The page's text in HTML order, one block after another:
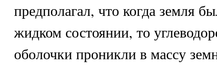
предполагал, что когда земля
жидком состоянии, то
оболочки проникли в массу